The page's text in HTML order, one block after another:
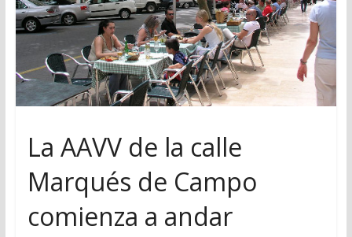
La AAVV de la calle
Marqués de Campo
comienza a andar